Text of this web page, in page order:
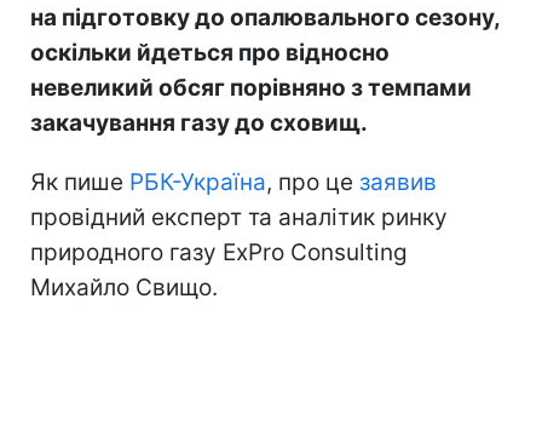
на підготовку до опалювального сезону,
оскільки йдеться про відносно
невеликий обсяг порівняно з темпами
закачування газу до сховищ.
Як пише РБК-Україна, про це заявив
провідний експерт та аналітик ринку
природного газу ExPro Consulting
Михайло Свищо.